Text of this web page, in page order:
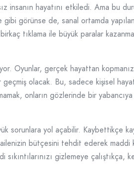
insanın hayatını etkiledi. Ama bu
görünse de, sanal ortamda
tıklama ile büyük paralar
Oyunlar, gerçek hayattan
olacak. Bu, sadece kişisel
onların gözlerinde bir
sorunlara yol açabilir. Kaybettikçe
bütçesini tehdit ederek
gizlemeye çalıştıkça,